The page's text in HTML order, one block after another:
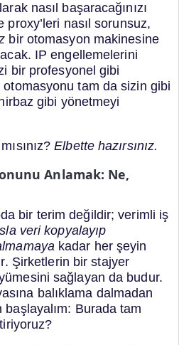
nasıl başaracağınızı
nasıl sorunsuz,
bir otomasyon makinesine
IP engellemelerini
bir profesyonel gibi
tam da sizin gibi
gibi yönetmeyi
Elbette hazırsınız.
Anlamak: Ne,
bir terim değildir; verimli iş
veri kopyalayıp
kadar her şeyin
Şirketlerin bir stajyer
sağlayan da budur.
balıklama dalmadan
Burada tam